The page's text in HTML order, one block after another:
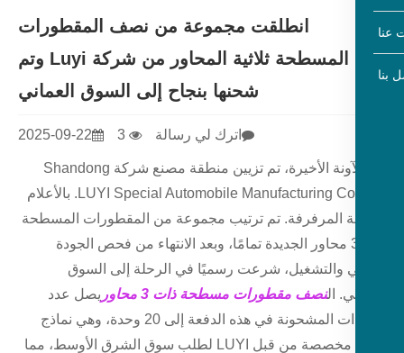
انطلقت مجموعة من نصف المقطورات
المسطحة ثلاثية المحاور من شركة Luyi وتم
شحنها بنجاح إلى السوق العماني
2025-09-22 3 اترك لي رسالة
في الآونة الأخيرة، تم تزيين منطقة مصنع شركة Shandong
LUYI Special Automobile Manufacturing Co., Ltd. بالأعلام
المرفرفة. تم ترتيب مجموعة من المقطورات المسطحة
ذات 3 محاور الجديدة تمامًا، وبعد الانتهاء من فحص الجودة
والتشغيل، شرعت رسميًا في الرحلة إلى السوق
نصف مقطورات مسطحة ذات 3 محاور
يصل عدد
الوحدات المشحونة في هذه الدفعة إلى 20 وحدة، وهي نماذج
راقية مخصصة من قبل LUYI لطلب سوق الشرق الأوسط، مما